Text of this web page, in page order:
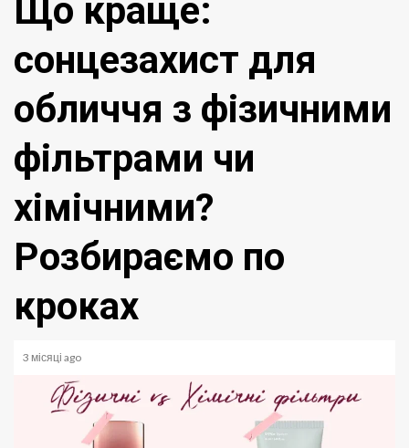
Що краще:
сонцезахист для
обличчя з фізичними
фільтрами чи
хімічними?
Розбираємо по
кроках
3 місяці ago